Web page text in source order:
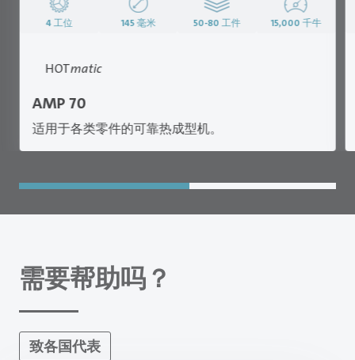
4工位 145毫米 50-80工件 15,000 千牛
HOTmatic
AMP 70
适用于各类零件的可靠热成型机。
需要帮助吗？
致各国代表